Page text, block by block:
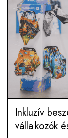
Inkluzív
vállalkozók